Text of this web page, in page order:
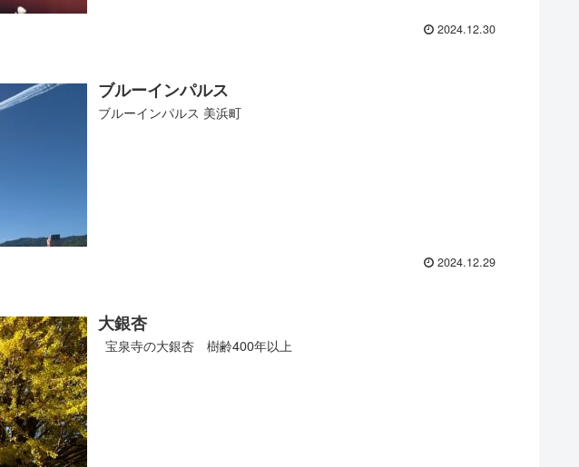
2024.12.30
ブルーインパルス
ブルーインパルス 美浜町
2024.12.29
大銀杏
宝泉寺の大銀杏 樹齢400年以上